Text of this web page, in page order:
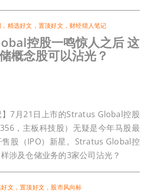
， 精选好文 ， 置顶好文 ， 财经猎人笔记
控股一鸣惊人之后 这
概念股可以沾光？
】7月21日上市的Stratus Global控股
，主板科技股）无疑是今年马股最
股（IPO）新星。Stratus Global控
涉及仓储业务的3家公司沾光？
文 ，置顶好文 ， 股市风向标